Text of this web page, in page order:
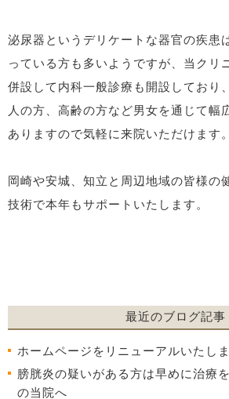
泌尿器というデリケートな器官の疾患
っている方も多いようですが、当クリ
併設して内科一般診療も開設しており
人の方、高齢の方など男女を通じて幅
ありますので気軽に来院いただけます。
岡崎や安城、知立と周辺地域の皆様の
技術で本年もサポートいたします。
最近のブログ記事
ホームページをリニューアルいたし
膀胱炎の疑いがある方は早めに治療
の当院へ